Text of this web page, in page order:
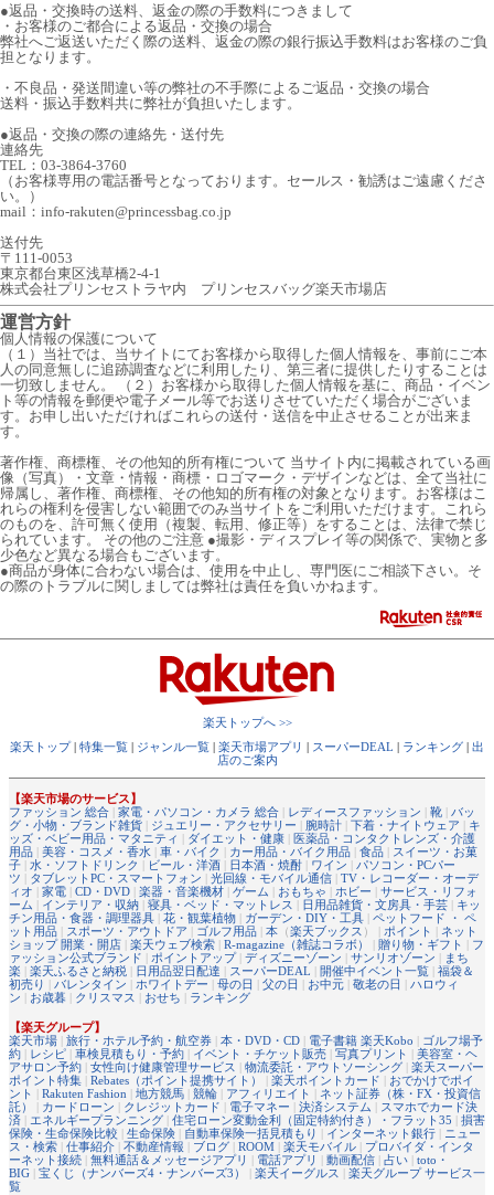
●返品・交換時の送料、返金の際の手数料につきまして
・お客様のご都合による返品・交換の場合
弊社へご返送いただく際の送料、返金の際の銀行振込手数料はお客様のご負
担となります。
・不良品・発送間違い等の弊社の不手際によるご返品・交換の場合
送料・振込手数料共に弊社が負担いたします。
●返品・交換の際の連絡先・送付先
連絡先
TEL：03-3864-3760
（お客様専用の電話番号となっております。セールス・勧誘はご遠慮くださ
い。）
mail：info-rakuten@princessbag.co.jp
送付先
〒111-0053
東京都台東区浅草橋2-4-1
株式会社プリンセストラヤ内 プリンセスバッグ楽天市場店
運営方針
個人情報の保護について
（１）当社では、当サイトにてお客様から取得した個人情報を、事前にご本
人の同意無しに追跡調査などに利用したり、第三者に提供したりすることは
一切致しません。 （２）お客様から取得した個人情報を基に、商品・イベン
ト等の情報を郵便や電子メール等でお送りさせていただく場合がございま
す。お申し出いただければこれらの送付・送信を中止させることが出来ま
す。
著作権、商標権、その他知的所有権について 当サイト内に掲載されている画
像（写真）・文章・情報・商標・ロゴマーク・デザインなどは、全て当社に
帰属し、著作権、商標権、その他知的所有権の対象となります。お客様はこ
れらの権利を侵害しない範囲でのみ当サイトをご利用いただけます。これら
のものを、許可無く使用（複製、転用、修正等）をすることは、法律で禁じ
られています。 その他のご注意 ●撮影・ディスプレイ等の関係で、実物と多
少色など異なる場合もございます。
●商品が身体に合わない場合は、使用を中止し、専門医にご相談下さい。そ
の際のトラブルに関しましては弊社は責任を負いかねます。
楽天トップへ >>
楽天トップ| 特集一覧 | ジャンル一覧 | 楽天市場アプリ | スーパーDEAL | ランキング | 出
店のご案内
【楽天市場のサービス】
ファッション 総合 | 家電・パソコン・カメラ 総合 | レディースファッション | 靴 | バッ
グ・小物・ブランド雑貨 | ジュエリー・アクセサリー | 腕時計 | 下着・ナイトウェア | キ
ッズ・ベビー用品・マタニティ | ダイエット・健康 | 医薬品・コンタクトレンズ・介護
用品 | 美容・コスメ・香水 | 車・バイク | カー用品・バイク用品 | 食品 | スイーツ・お菓
子 | 水・ソフトドリンク | ビール・洋酒 | 日本酒・焼酎 | ワイン | パソコン・PCパー
ツ | タブレットPC・スマートフォン | 光回線・モバイル通信 | TV・レコーダー・オーデ
ィオ | 家電 | CD・DVD | 楽器・音楽機材 | ゲーム | おもちゃ | ホビー | サービス・リフォ
ーム | インテリア・収納 | 寝具・ベッド・マットレス | 日用品雑貨・文房具・手芸 | キッ
チン用品・食器・調理器具 | 花・観葉植物 | ガーデン・DIY・工具 | ペットフード ・ ペ
ット用品 | スポーツ・アウトドア | ゴルフ用品 | 本 （楽天ブックス ） | ポイント | ネット
ショップ 開業・開店 | 楽天ウェブ検索 | R-magazine（雑誌コラボ） | 贈り物・ギフト | フ
ァッション公式ブランド | ポイントアップ| ディズニーゾーン | サンリオゾーン | まち
楽 | 楽天ふるさと納税 | 日用品翌日配達 | スーパーDEAL | 開催中イベント一覧 | 福袋＆
初売り | バレンタイン | ホワイトデー | 母の日 | 父の日 | お中元 | 敬老の日 | ハロウィ
ン | お歳暮 | クリスマス | おせち | ランキング
【楽天グループ】
楽天市場 | 旅行・ホテル予約・航空券 | 本・DVD・CD | 電子書籍 楽天Kobo | ゴルフ場予
約 | レシピ | 車検見積もり・予約 | イベント・チケット販売 | 写真プリント | 美容室・ヘ
アサロン予約 | 女性向け健康管理サービス | 物流委託・アウトソーシング | 楽天スーパー
ポイント特集 | Rebates（ポイント提携サイト） | 楽天ポイントカード | おでかけでポイ
ント | Rakuten Fashion | 地方競馬 | 競輪 | アフィリエイト | ネット証券（株・FX・投資信
託）
| カードローン | クレジットカード | 電子マネー | 決済システム | スマホでカード決
済 | エネルギープランニング | 住宅ローン変動金利（固定特約付き）・フラット35 | 損害
保険・生命保険比較 | 生命保険 | 自動車保険一括見積もり | インターネット銀行 | ニュー
ス・検索 | 仕事紹介 | 不動産情報 | ブログ | ROOM | 楽天モバイル | プロバイダ・インタ
ーネット接続 | 無料通話＆メッセージアプリ | 電話アプリ | 動画配信 | 占い | toto・
BIG | 宝くじ（ナンバーズ4・ナンバーズ3） | 楽天イーグルス | 楽天グループ サービス一
覧